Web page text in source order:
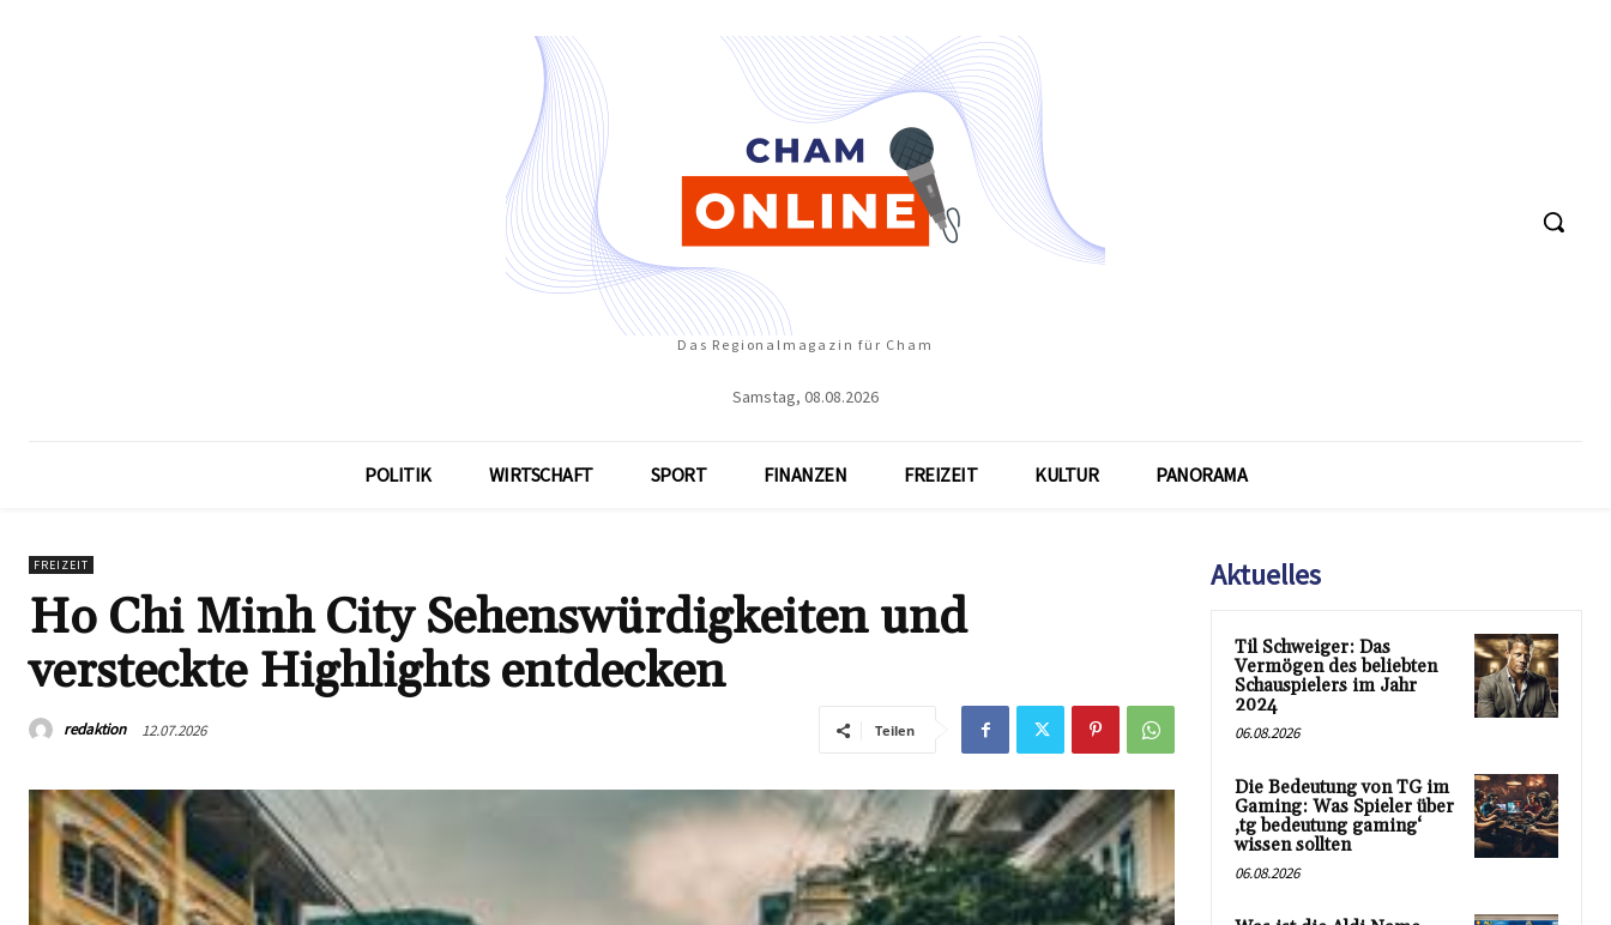
Das Regionalmagazin für Cham
Samstag, 08.08.2026
POLITIK WIRTSCHAFT SPORT FINANZEN FREIZEIT KULTUR PANORAMA
FREIZEIT
Ho Chi Minh City Sehenswürdigkeiten und
versteckte Highlights entdecken
redaktion 12.07.2026 Teilen
Aktuelles
Til Schweiger: Das
Vermögen des beliebten
Schauspielers im Jahr
2024
06.08.2026
Die Bedeutung von TG im
Gaming: Was Spieler über
‚tg bedeutung gaming‘
wissen sollten
06.08.2026